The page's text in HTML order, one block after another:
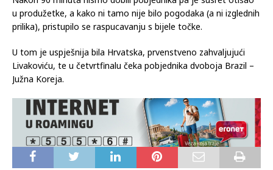
strane, a Ivan Perišić je sjajno glavom s 12 metara pogodio
suprotni kut japanskog vratara Gonde.
Nakon 90 minuta nismo dobili pobjednika pa je susret otišao
u produžetke, a kako ni tamo nije bilo pogodaka (a ni izglednih
prilika), pristupilo se raspucavanju s bijele točke.
U tom je uspješnija bila Hrvatska, prvenstveno zahvaljujući
Livakoviću, te u četvrtfinalu čeka pobjednika dvoboja Brazil –
Južna Koreja.